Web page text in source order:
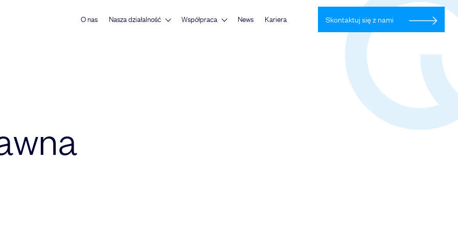
O nas Nasza działalność Współpraca News Kariera Skontaktuj się z nami